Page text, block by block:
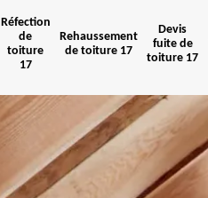
Réfection
de
toiture
17
Rehaussement
de toiture 17
Devis
fuite de
toiture 17